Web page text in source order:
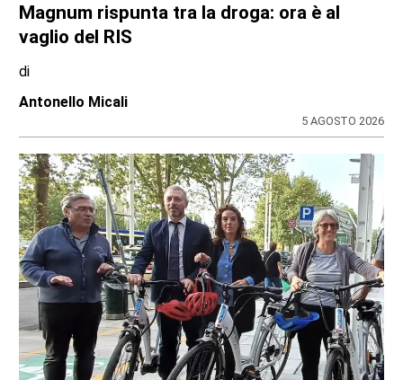
Magnum rispunta tra la droga: ora è al
vaglio del RIS
di
Antonello Micali
5 AGOSTO 2026